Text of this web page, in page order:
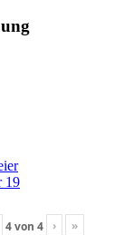
4von4 › »